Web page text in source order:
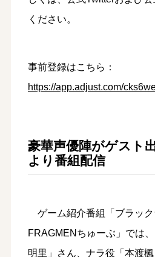
ください。
事前登録はこちら：
https://app.adjust.com/
豪華声優陣がゲスト
より番組配信
ゲーム紹介番組「ブラッ
FRAGMENちゅーぶ」では
明里」さん、ナラ役「本渡